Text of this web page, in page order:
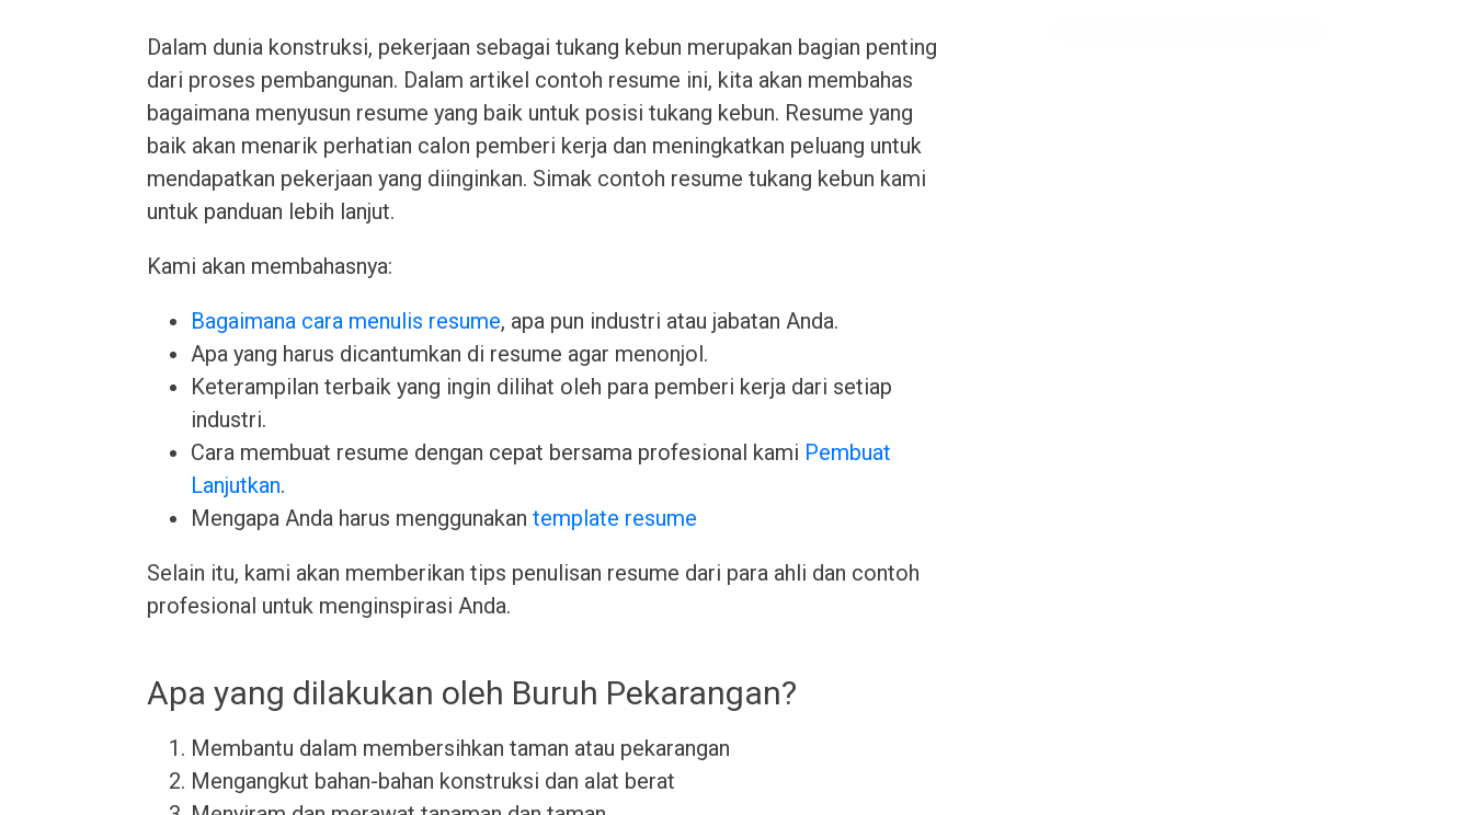
Dalam dunia konstruksi, pekerjaan sebagai tukang kebun merupakan bagian penting
dari proses pembangunan. Dalam artikel contoh resume ini, kita akan membahas
bagaimana menyusun resume yang baik untuk posisi tukang kebun. Resume yang
baik akan menarik perhatian calon pemberi kerja dan meningkatkan peluang untuk
mendapatkan pekerjaan yang diinginkan. Simak contoh resume tukang kebun kami
untuk panduan lebih lanjut.
Kami akan membahasnya:
Bagaimana cara menulis resume, apa pun industri atau jabatan Anda.
Apa yang harus dicantumkan di resume agar menonjol.
Keterampilan terbaik yang ingin dilihat oleh para pemberi kerja dari setiap
industri.
Cara membuat resume dengan cepat bersama profesional kami Pembuat
Lanjutkan.
Mengapa Anda harus menggunakantemplate resume
Selain itu, kami akan memberikan tips penulisan resume dari para ahli dan contoh
profesional untuk menginspirasi Anda.
Apa yang dilakukan oleh Buruh Pekarangan?
Membantu dalam membersihkan taman atau pekarangan
Mengangkut bahan-bahan konstruksi dan alat berat